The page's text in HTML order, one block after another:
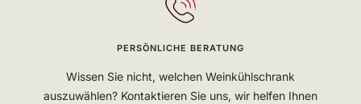
PERSÖNLICHE BERATUNG
Wissen Sie nicht, welchen Weinkühlschrank
auszuwählen? Kontaktieren Sie uns, wir helfen Ihnen